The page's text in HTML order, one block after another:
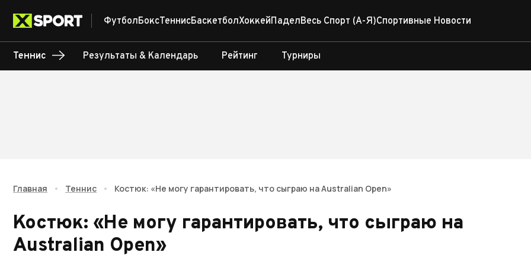
ФутболБоксТеннисБаскетболХоккейПаделВесь Спорт (А-Я)Спортивные Новости
Теннис Результаты & Календарь Рейтинг Турниры
Главная • Теннис • Костюк: «Не могу гарантировать, что сыграю на Australian Open»
Костюк: «Не могу гарантировать, что сыграю на
Australian Open»